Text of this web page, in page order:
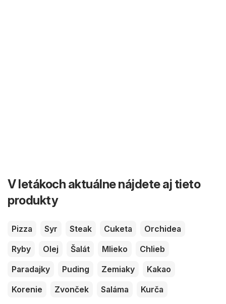
V letákoch aktuálne nájdete aj tieto
produkty
Pizza Syr Steak Cuketa
Orchidea
Ryby
Olej Šalát Mlieko
Chlieb
Paradajky
Puding Zemiaky
Kakao
Korenie
Zvonček Saláma Kurča